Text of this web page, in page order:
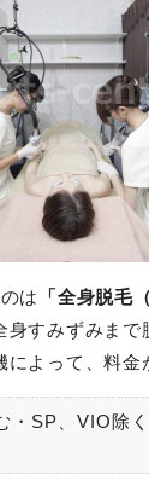
は
「全身脱毛
身すみずみまで
よって、料金
・SP、VIO